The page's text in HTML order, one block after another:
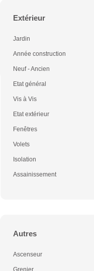
Extérieur
Jardin
Année construction
Neuf - Ancien
Etat général
Vis à Vis
Etat extérieur
Fenêtres
Volets
Isolation
Assainissement
Autres
Ascenseur
Grenier